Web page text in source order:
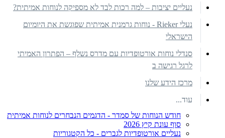
נעליים יציבות – למה רכות לבד לא מספיקה לנוחות אמיתית?
נעלי Rieker - נוחות גרמנית אמיתית שפוגשת את היומיום
הישראלי
סנדלי נוחות אורטופדיות עם מדרס נשלף – הפתרון האמיתי
לרגל רגישה ב
מרכז הידע שלנו
עוד...
חודש הנוחות של סמדר - הדגמים הנבחרים לנוחות אמיתית
סוף עונת קיץ 2026
נעליים אורטופדיות לגברים - כל הקטגוריות